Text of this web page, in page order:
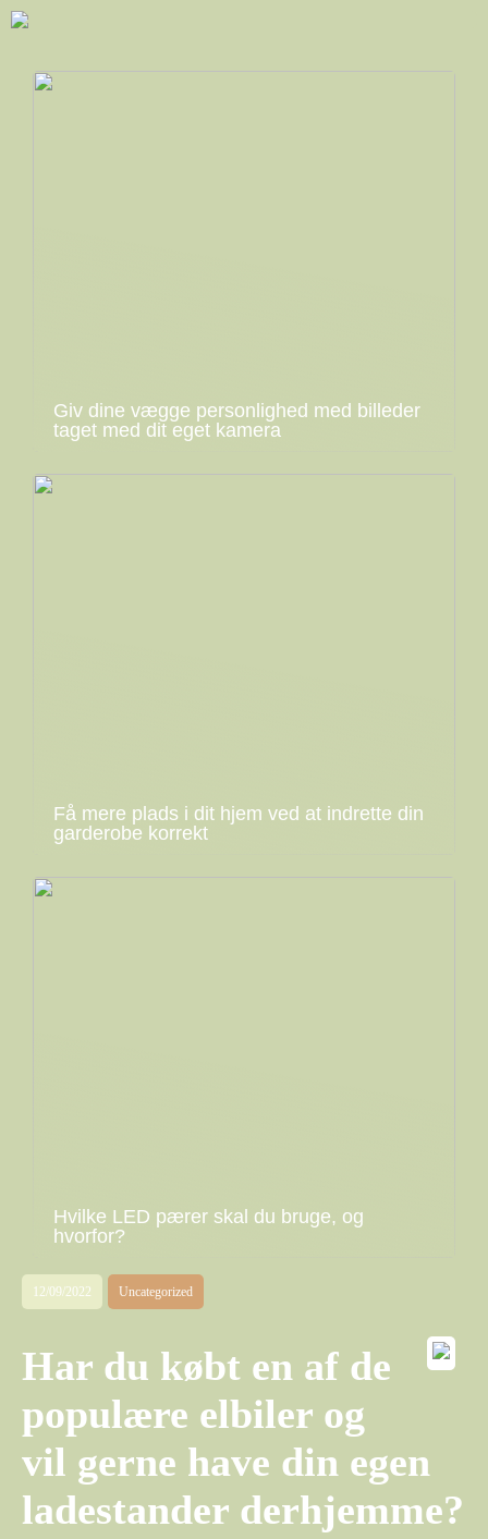
Giv dine vægge personlighed med billeder
taget med dit eget kamera
Få mere plads i dit hjem ved at indrette din
garderobe korrekt
Hvilke LED pærer skal du bruge, og
hvorfor?
12/09/2022 Uncategorized
Har du købt en af de
populære elbiler og
vil gerne have din egen
ladestander derhjemme?